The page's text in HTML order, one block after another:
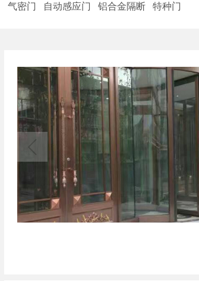
气密门 自动感应门 铝合金隔断 特种门